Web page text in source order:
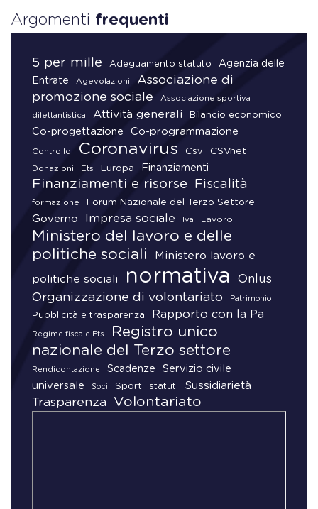
Argomenti frequenti
5 per mille Adeguamento statuto
Agenzia delle
Entrate
Agevolazioni
Associazione di
promozione sociale
Associazione sportiva
dilettantistica Attività generali Bilancio economico
Co-progettazione Co-programmazione
Controllo Coronavirus Csv CSVnet
Donazioni Ets Europa Finanziamenti
Finanziamenti e risorse Fiscalità
formazione Forum Nazionale del Terzo Settore
Governo Impresa sociale Iva Lavoro
Ministero del lavoro e delle
politiche sociali
Ministero lavoro e
politiche sociali normativa Onlus
Organizzazione di volontariato Patrimonio
Pubblicità e trasparenza Rapporto con la Pa
Regime fiscale Ets
Registro unico
nazionale del Terzo settore
Rendicontazione Scadenze
Servizio civile
universale
Soci Sport statuti Sussidiarietà
Trasparenza Volontariato